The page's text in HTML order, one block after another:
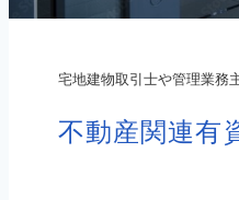
宅地建物取引士や管理業務
不動産関連有